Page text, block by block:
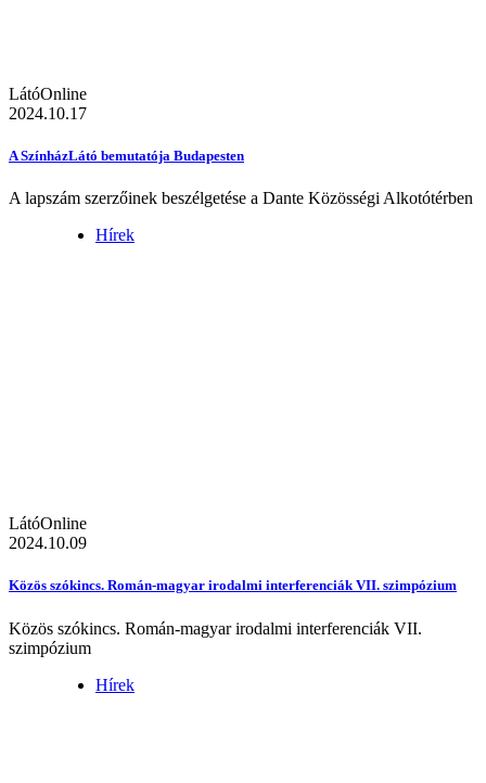
LátóOnline
2024.10.17
A SzínházLátó bemutatója Budapesten
A lapszám szerzőinek beszélgetése a Dante Közösségi Alkotótérben
Hírek
LátóOnline
2024.10.09
Közös szókincs. Román-magyar irodalmi interferenciák VII. szimpózium
Közös szókincs. Román-magyar irodalmi interferenciák VII.
szimpózium
Hírek